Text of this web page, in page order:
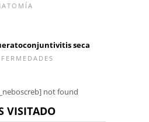
seca
not found
VISITADO